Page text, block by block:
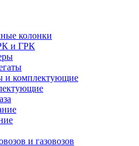
колонки
и ГРК
и комплектующие
и газовозов